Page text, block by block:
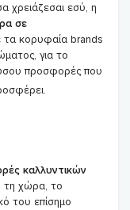
χρειάζεσαι εσύ, η
σε
κορυφαία brands
για το
προσφορές που
καλλυντικών
τη χώρα, το
του επίσημο